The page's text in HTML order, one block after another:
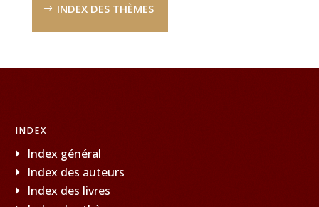
INDEX DES THÈMES
INDEX
Index général
Index des auteurs
Index des livres